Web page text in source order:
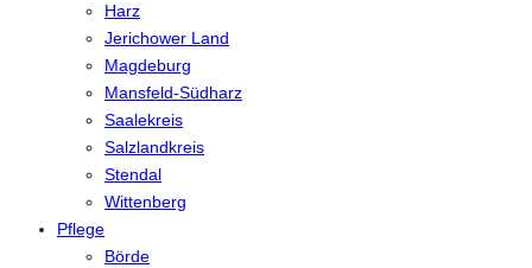
Harz
Jerichower Land
Magdeburg
Mansfeld-Südharz
Saalekreis
Salzlandkreis
Stendal
Wittenberg
Pflege
Börde